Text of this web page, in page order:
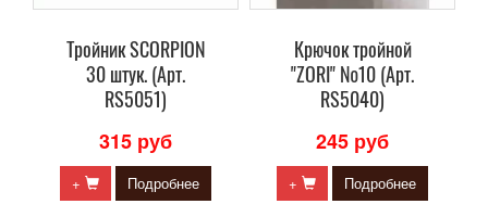
Тройник SCORPION
30 штук. (Арт.
RS5051)
315 руб
+ Подробнее
Крючок тройной
"ZORI" №10 (Арт.
RS5040)
245 руб
+ Подробнее